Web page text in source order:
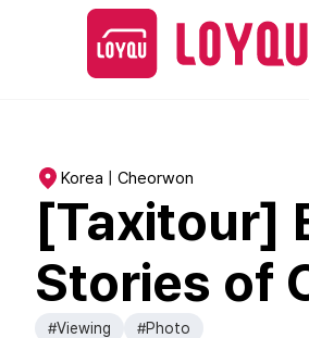
Korea | Cheorwon
[Taxitour]
Stories of
#Viewing #Photo